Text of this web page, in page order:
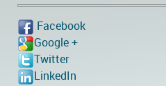
Facebook
Google +
Twitter
LinkedIn